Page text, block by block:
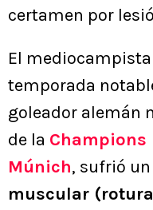
certamen por
El mediocampista
temporada
goleador alemán
de la Champions
Múnich, sufrió un
muscular